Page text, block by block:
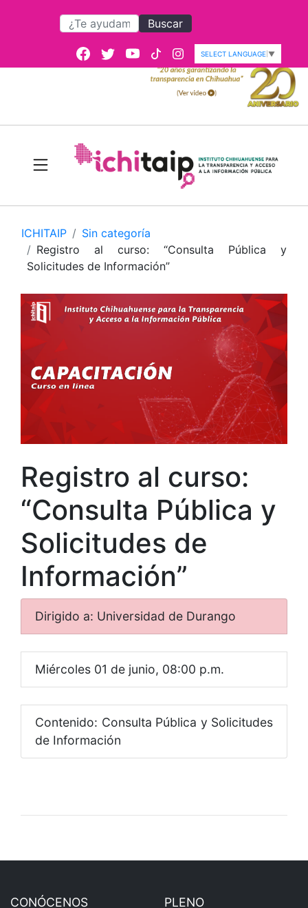
Buscar
SELECT LANGUAGE ▼
ICHITAIP
Sin categoría
Registro al curso: “Consulta Pública y
Solicitudes de Información”
Registro al curso:
“Consulta Pública y
Solicitudes de
Información”
Dirigido a: Universidad de Durango
Miércoles 01 de junio, 08:00 p.m.
Contenido: Consulta Pública y Solicitudes
de Información
CONÓCENOS PLENO